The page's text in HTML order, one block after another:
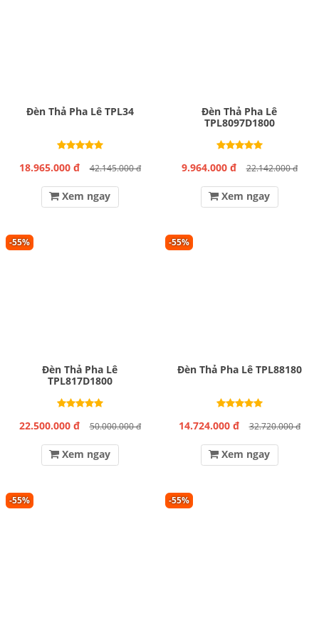
Đèn Thả Pha Lê TPL34
18.965.000 đ 42.145.000 đ
Xem ngay
Đèn Thả Pha Lê
TPL8097D1800
9.964.000 đ 22.142.000 đ
Xem ngay
-55%
Đèn Thả Pha Lê
TPL817D1800
22.500.000 đ 50.000.000 đ
Xem ngay
-55%
Đèn Thả Pha Lê TPL88180
14.724.000 đ 32.720.000 đ
Xem ngay
-55% -55%